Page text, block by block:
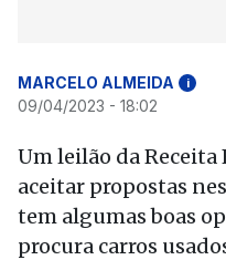
MARCELO ALMEIDA i
09/04/2023 - 18:02
Um leilão da Receita
aceitar propostas
tem algumas boas
procura carros